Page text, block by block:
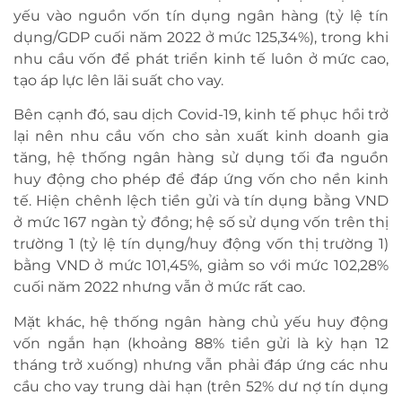
yếu vào nguồn vốn tín dụng ngân hàng (tỷ lệ tín
dụng/GDP cuối năm 2022 ở mức 125,34%), trong khi
nhu cầu vốn để phát triển kinh tế luôn ở mức cao,
tạo áp lực lên lãi suất cho vay.
Bên cạnh đó, sau dịch Covid-19, kinh tế phục hồi trở
lại nên nhu cầu vốn cho sản xuất kinh doanh gia
tăng, hệ thống ngân hàng sử dụng tối đa nguồn
huy động cho phép để đáp ứng vốn cho nền kinh
tế. Hiện chênh lệch tiền gửi và tín dụng bằng VND
ở mức 167 ngàn tỷ đồng; hệ số sử dụng vốn trên thị
trường 1 (tỷ lệ tín dụng/huy động vốn thị trường 1)
bằng VND ở mức 101,45%, giảm so với mức 102,28%
cuối năm 2022 nhưng vẫn ở mức rất cao.
Mặt khác, hệ thống ngân hàng chủ yếu huy động
vốn ngắn hạn (khoảng 88% tiền gửi là kỳ hạn 12
tháng trở xuống) nhưng vẫn phải đáp ứng các nhu
cầu cho vay trung dài hạn (trên 52% dư nợ tín dụng